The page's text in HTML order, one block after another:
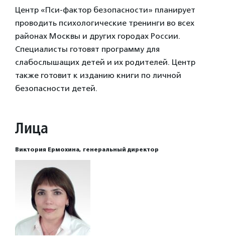
Центр «Пси-фактор безопасности» планирует
проводить психологические тренинги во всех
районах Москвы и других городах России.
Специалисты готовят программу для
слабослышащих детей и их родителей. Центр
также готовит к изданию книги по личной
безопасности детей.
Лица
Виктория Ермохина, генеральный директор